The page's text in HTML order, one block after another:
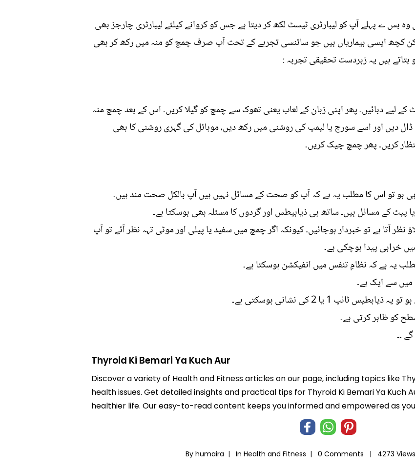
بس ے پہلے آپ کو لیبارٹری ٹیسٹ لکھ کر دیتا ہے جس کو کروانے کیلئے لیبارٹری چارجز بھی
کچھ ایسی بیماریاں ہیں جو سائنسی تجربے کے تحت آپ صرف چمچ کو منہ میں رکھ کر بھی
بتاتے ہیں یہ زبردست تحقیقی تجربہ :
لیے دبائیں۔ پھر اپنی زبان کے لعاب یعنی تھوک سے چمچ کو گیلا کریں۔ اس کے بعد چمچ منہ
دیں اور اسے سورج یا لیمپ کی روشنی میں رکھ دیں، موبائل کی گہری روشنی کا بھی
ہو تو اس کا مطلب یہ ہے کہ آپ کو صحت کے مسائل نہیں ہیں آپ بالکل صحت مند ہیں۔
پیٹ کے مسائل ہیں۔ ساتھ ہی ذیابیطس اور گردوں کا مسئلہ بھی ہوسکتا ہے۔
نظر آتا ہے تو خبردار ہوجائیں۔ کیونکہ اگر چمچ میں سفید یا پیلی اور موٹی تہہ نظر آئے تو آپ
خرابی پیدا ہوچکی ہے۔
یہ ہے کہ نظامِ تنفس میں انفیکشن ہوسکتا ہے۔
میں سے ایک ہے۔
1 یا 2 کی نشانی ہوسکتی ہے۔
کو ظاہر کرتی ہے۔
۔۔
Thyroid Ki Bemari Ya Kuch Aur
Discover a variety of Health and Fitness articles on our page, including topics like
health issues. Get detailed insights and practical tips for Thyroid Ki Bemari Ya Kuch
healthier life. Our easy-to-read content keeps you informed and empowered as
By humaira | In Health and Fitness | 0 Comments | 4273